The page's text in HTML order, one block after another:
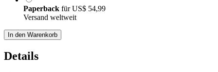
Paperback fürUS$ 54,99
Versand weltweit
In den Warenkorb
Details